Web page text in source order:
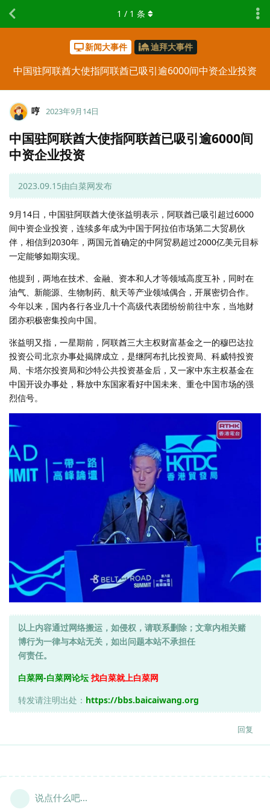
新闻大事件 迪拜大事件
中国驻阿联酋大使指阿联酋已吸引逾6000间中资企业投资
1 / 1 条
哼 2023年9月14日
中国驻阿联酋大使指阿联酋已吸引逾6000间
中资企业投资
2023.09.15由白菜网发布
9月14日，中国驻阿联酋大使张益明表示，阿联酋已吸引超过6000
间中资企业投资，连续多年成为中国于阿拉伯市场第二大贸易伙
伴，相信到2030年，两国元首确定的中阿贸易超过2000亿美元目标
一定能够如期实现。
他提到，两地在技术、金融、资本和人才等领域高度互补，同时在
油气、新能源、生物制药、航天等产业领域偶合，开展密切合作。
今年以来，国内各行各业几十个高级代表团纷纷前往中东，当地财
团亦积极密集投向中国。
张益明又指，一星期前，阿联酋三大主权财富基金之一的穆巴达拉
投资公司北京办事处揭牌成立，是继阿布扎比投资局、科威特投资
局、卡塔尔投资局和沙特公共投资基金后，又一家中东主权基金在
中国开设办事处，释放中东国家看好中国未来、重仓中国市场的强
烈信号。
以上内容通过网络搬运，如侵权，请联系删除；文章内相关赌
博行为一律与本站无关，如出问题本站不承担任
何责任。
白菜网-白菜网论坛 找白菜就上白菜网
转发请注明出处： https://bbs.baicaiwang.org
回复
说点什么吧...